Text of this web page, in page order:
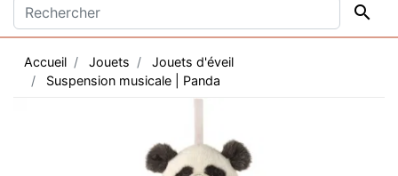

Accueil Jouets
Jouets d'éveil
Suspension musicale | Panda